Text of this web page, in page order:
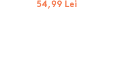
54,99 Lei